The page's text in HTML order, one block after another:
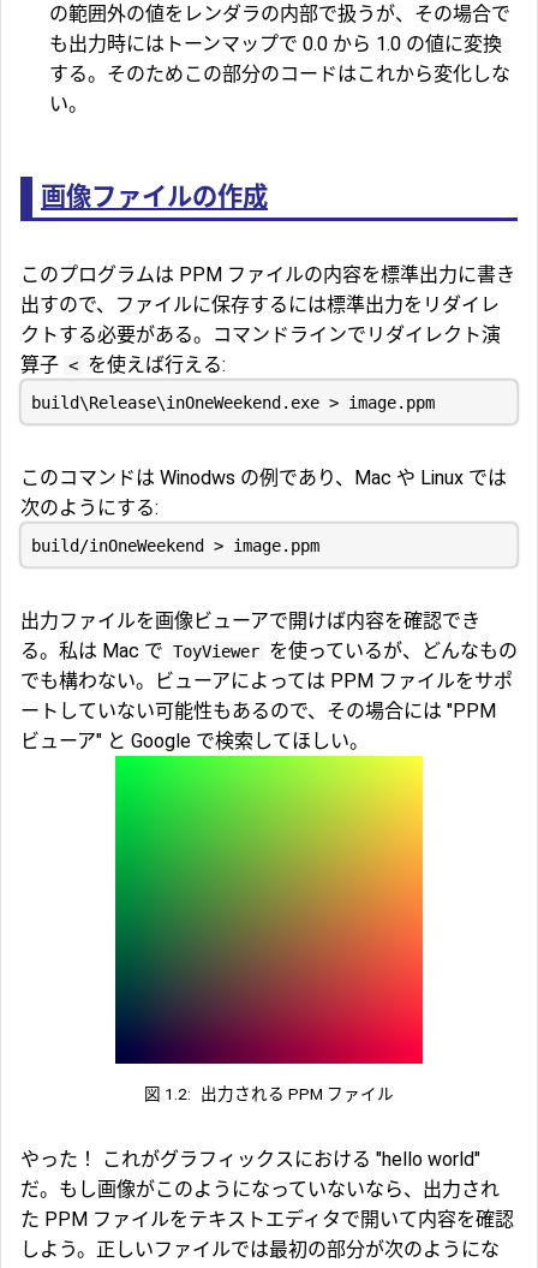
の範囲外の値をレンダラの内部で扱うが、その場合で
も出力時にはトーンマップで 0.0 から 1.0 の値に変換
する。そのためこの部分のコードはこれから変化しな
い。
画像ファイルの作成
このプログラムは PPM ファイルの内容を標準出力に書き
出すので、ファイルに保存するには標準出力をリダイレ
クトする必要がある。コマンドラインでリダイレクト演
算子 < を使えば行える:
このコマンドは Winodws の例であり、Mac や Linux では
次のようにする:
出力ファイルを画像ビューアで開けば内容を確認でき
る。私は Mac で ToyViewer を使っているが、どんなもの
でも構わない。ビューアによっては PPM ファイルをサポ
ートしていない可能性もあるので、その場合には "PPM
ビューア" と Google で検索してほしい。
図 1.2: 出力される PPM ファイル
やった！ これがグラフィックスにおける "hello world"
だ。もし画像がこのようになっていないなら、出力され
た PPM ファイルをテキストエディタで開いて内容を確認
しよう。正しいファイルでは最初の部分が次のようにな